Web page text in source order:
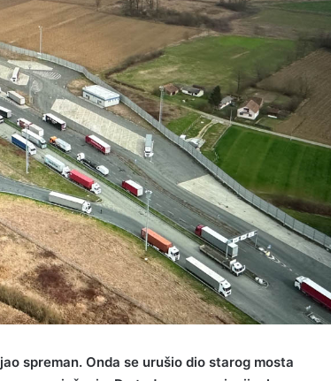
spreman. Onda se urušio dio starog mosta